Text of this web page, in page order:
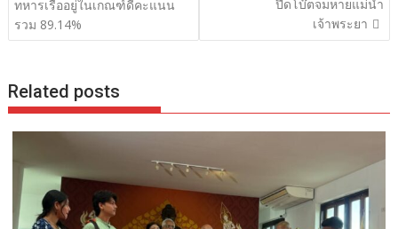
ทหารเรืออยู่ในเกณฑ์ดีคะแนน
รวม 89.14%
ปีดโบ๊ตจมหายแม่น้ำ
เจ้าพระยา
Related posts